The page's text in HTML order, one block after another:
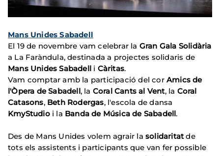
Mans Unides Sabadell
El 19 de novembre vam celebrar la Gran Gala Solidària
a La Faràndula, destinada a projectes solidaris de
Mans Unides Sabadell i Càritas.
Vam comptar amb la participació del cor Amics de
l'Òpera de Sabadell, la Coral Cants al Vent, la Coral
Catasons, Beth Rodergas, l'escola de dansa
KmyStudioi la Banda de Música de Sabadell.
Des de Mans Unides volem agrair la solidaritatde
tots els assistents i participants que van fer possible